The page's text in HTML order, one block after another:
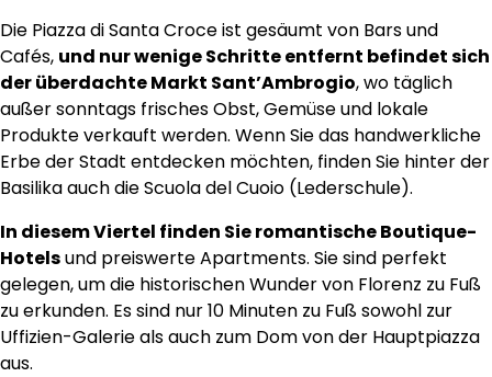
Die Piazza di Santa Croce ist gesäumt von Bars und
Cafés, und nur wenige Schritte entfernt befindet sich
der überdachte Markt Sant’Ambrogio, wo täglich
außer sonntags frisches Obst, Gemüse und lokale
Produkte verkauft werden. Wenn Sie das handwerkliche
Erbe der Stadt entdecken möchten, finden Sie hinter der
Basilika auch die Scuola del Cuoio (Lederschule).
In diesem Viertel finden Sie romantische Boutique-
Hotelsund preiswerte Apartments. Sie sind perfekt
gelegen, um die historischen Wunder von Florenz zu Fuß
zu erkunden. Es sind nur 10 Minuten zu Fuß sowohl zur
Uffizien-Galerie als auch zum Dom von der Hauptpiazza
aus.